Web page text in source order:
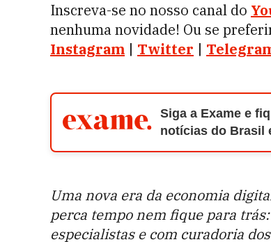
Inscreva-se no nosso canal do
nenhuma novidade! Ou se
Instagram | Twitter |
Siga a Exame e
notícias do Brasil
Uma nova era da economia
perca tempo nem fique para
especialistas e com curadoria